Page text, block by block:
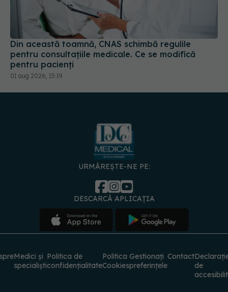
pentru consultațiile medicale. Ce se modifică
pentru pacienți
01 aug 2026, 15:19
DESCARCĂ APLICAȚIA
confidențialitate
Politica
Cookiespreferințele
Contact
© 2026 PRESS MEDIA ELECTRONIC S.R.L. Toate drepturile rezervate